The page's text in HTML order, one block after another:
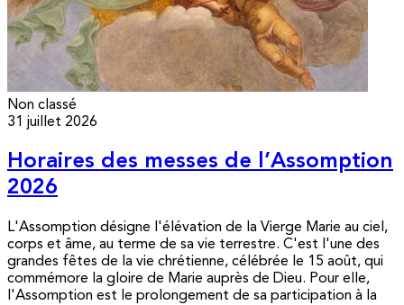
Non classé
31 juillet 2026
Horaires des messes de l’Assomption
2026
L'Assomption désigne l'élévation de la Vierge Marie au ciel,
corps et âme, au terme de sa vie terrestre. C'est l'une des
grandes fêtes de la vie chrétienne, célébrée le 15 août, qui
commémore la gloire de Marie auprès de Dieu. Pour elle,
l'Assomption est le prolongement de sa participation à la